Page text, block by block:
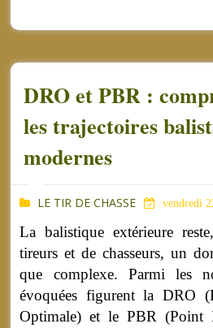
DRO et PBR :
les trajectoires
modernes
LE TIR DE CHASSE vendredi
La balistique extérieure
tireurs et de chasseurs, un
que complexe. Parmi les
évoquées figurent la DRO
Optimale) et le PBR (Point